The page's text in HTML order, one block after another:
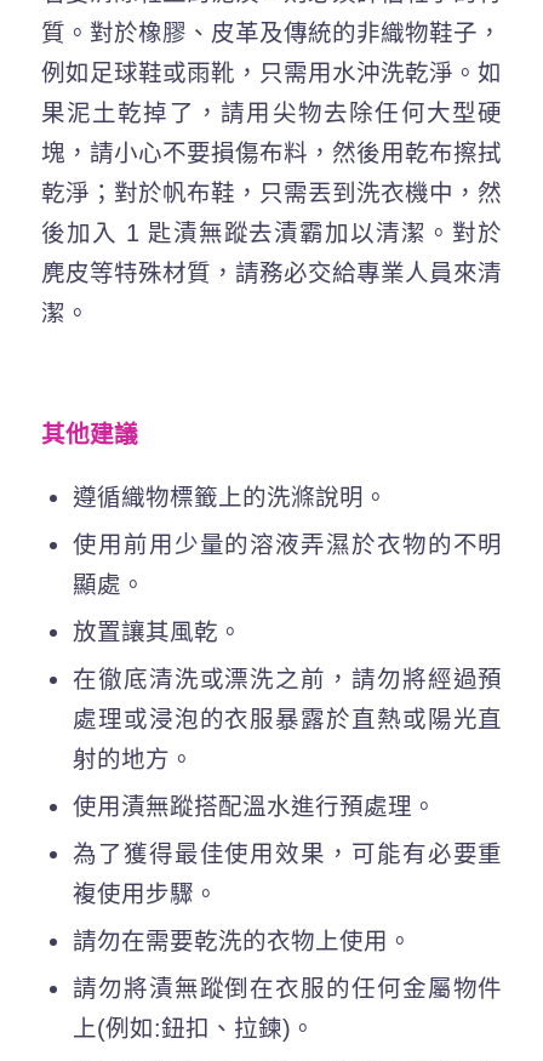
質。對於橡膠、皮革及傳統的非織物鞋子，
例如足球鞋或雨靴，只需用水沖洗乾淨。如
果泥土乾掉了，請用尖物去除任何大型硬
塊，請小心不要損傷布料，然後用乾布擦拭
乾淨；對於帆布鞋，只需丟到洗衣機中，然
後加入 1 匙漬無蹤去漬霸加以清潔。對於
麂皮等特殊材質，請務必交給專業人員來清
潔。
其他建議
遵循織物標籤上的洗滌說明。
使用前用少量的溶液弄濕於衣物的不明
顯處。
放置讓其風乾。
在徹底清洗或漂洗之前，請勿將經過預
處理或浸泡的衣服暴露於直熱或陽光直
射的地方。
使用漬無蹤搭配溫水進行預處理。
為了獲得最佳使用效果，可能有必要重
複使用步驟。
請勿在需要乾洗的衣物上使用。
請勿將漬無蹤倒在衣服的任何金屬物件
上(例如:鈕扣、拉鍊)。